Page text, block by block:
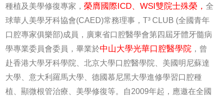
種植及美學修復專家，榮膺國際ICD、WSI雙院士殊榮，全
球華人美學牙科協會(CAED)常務理事，T³ CLUB (全國青年
口腔專家俱樂部)成員，廣東省口腔醫學會第四屆牙體牙髓病
學專業委員會委員，畢業於中山大學光華口腔醫學院 ，曾
赴香港大學牙科學院、北京大學口腔醫學院、美國明尼蘇達
大學、意大利羅馬大學、德國慕尼黑大學進修學習口腔種
植、顯微根管治療、美學修復等。自2009年起，應邀在全國